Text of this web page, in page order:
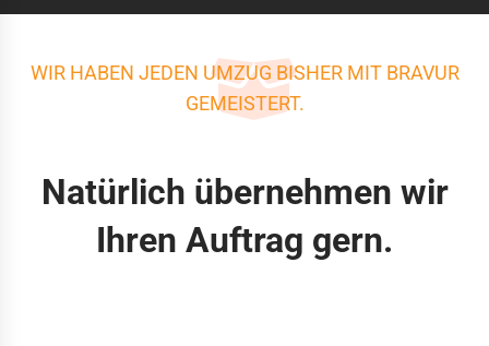
WIR HABEN JEDEN UMZUG BISHER MIT BRAVUR
GEMEISTERT.
Natürlich übernehmen wir
Ihren Auftrag gern.